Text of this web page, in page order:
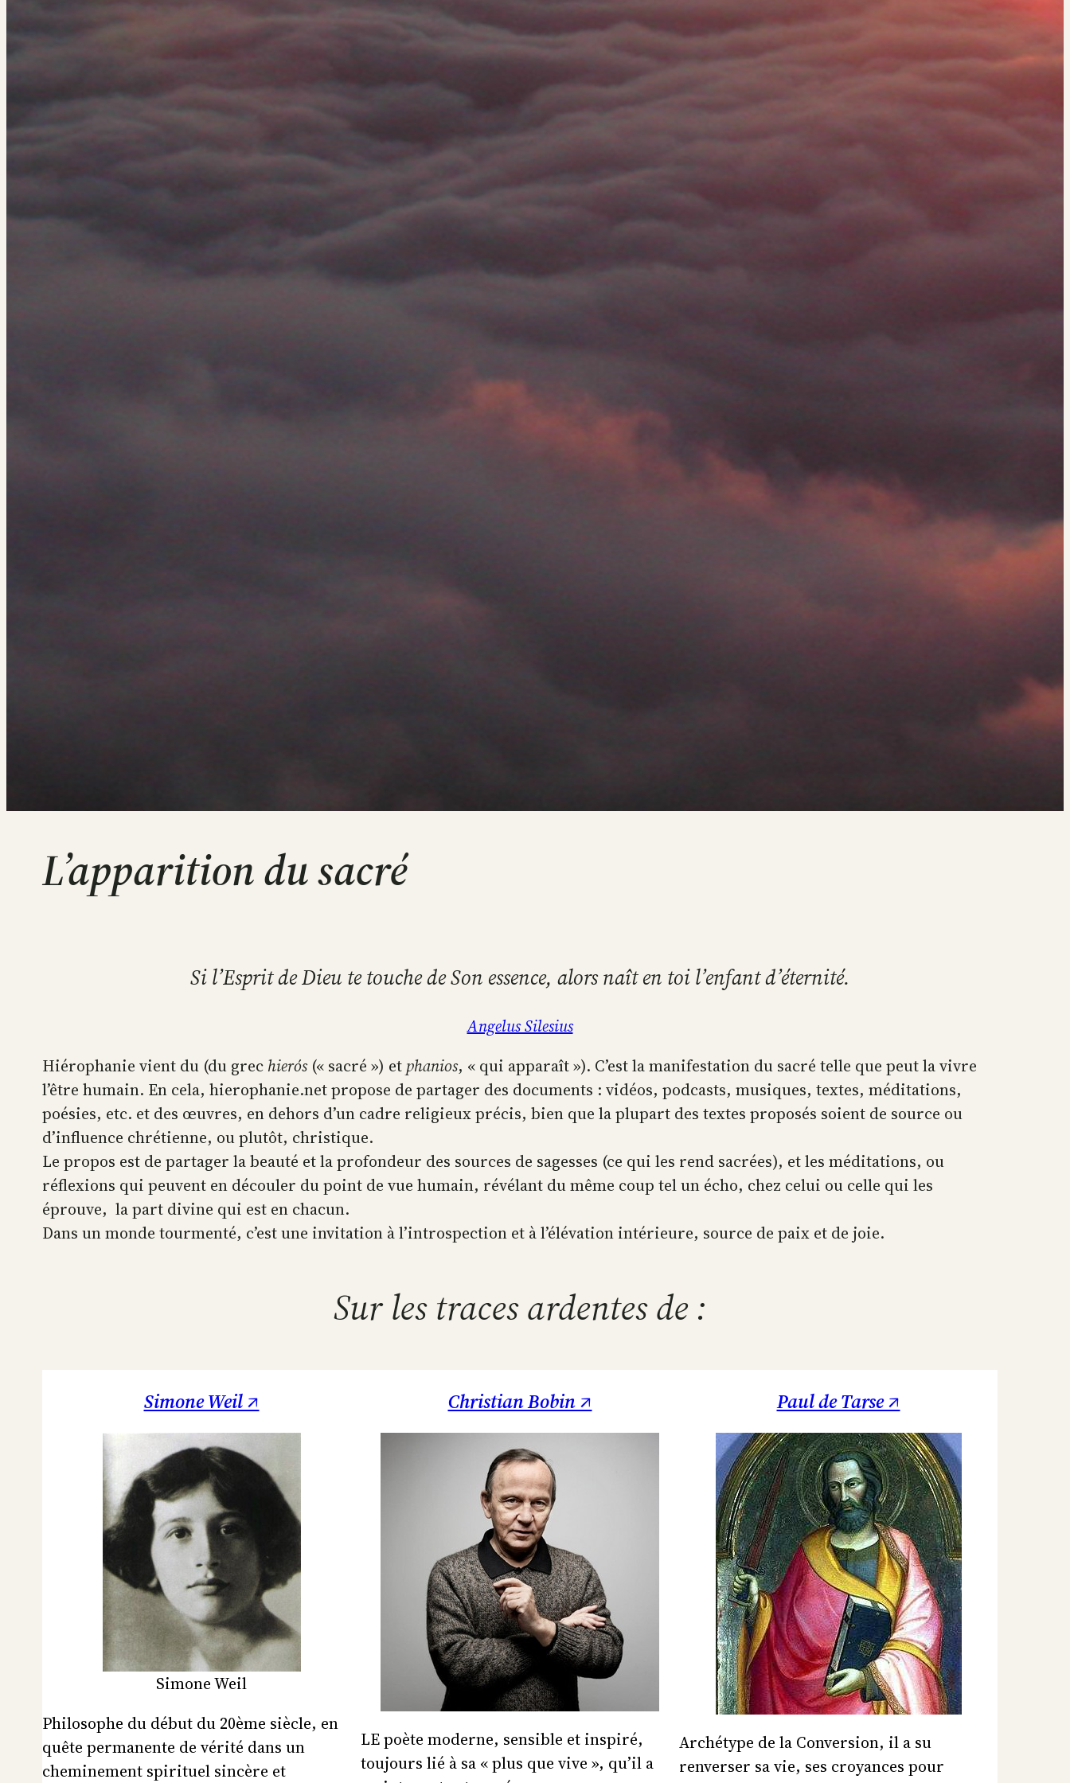
L’apparition du sacré
Si l’Esprit de Dieu te touche de Son essence, alors naît en toi l’enfant d’éternité.
Angelus Silesius
Hiérophanie vient du (du grec hierós(« sacré ») et phanios, « qui apparaît »). C’est la manifestation du sacré telle que peut la vivre
l’être humain. En cela, hierophanie.net propose de partager des documents : vidéos, podcasts, musiques, textes, méditations,
poésies, etc. et des œuvres, en dehors d’un cadre religieux précis, bien que la plupart des textes proposés soient de source ou
d’influence chrétienne, ou plutôt, christique.
Le propos est de partager la beauté et la profondeur des sources de sagesses (ce qui les rend sacrées), et les méditations, ou
réflexions qui peuvent en découler du point de vue humain, révélant du même coup tel un écho, chez celui ou celle qui les
éprouve, la part divine qui est en chacun.
Dans un monde tourmenté, c’est une invitation à l’introspection et à l’élévation intérieure, source de paix et de joie.
Sur les traces ardentes de :
Simone Weil ↗
Simone Weil
Philosophe du début du 20ème siècle, en
quête permanente de vérité dans un
cheminement spirituel sincère et
Christian Bobin ↗
LE poète moderne, sensible et inspiré,
toujours lié à sa « plus que vive », qu’il a
Paul de Tarse ↗
Archétype de la Conversion, il a su
renverser sa vie, ses croyances pour